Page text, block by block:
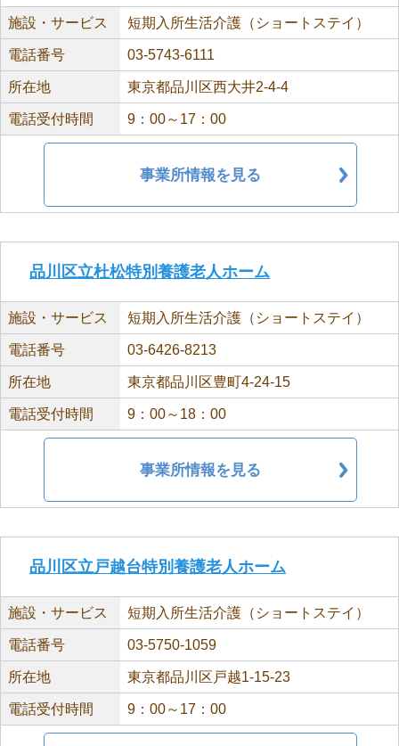
施設・サービス 短期入所生活介護（ショートステイ）
電話番号 03-5743-6111
所在地 東京都品川区西大井2-4-4
電話受付時間 9：00～17：00
事業所情報を見る
品川区立杜松特別養護老人ホーム
施設・サービス 短期入所生活介護（ショートステイ）
電話番号 03-6426-8213
所在地 東京都品川区豊町4-24-15
電話受付時間 9：00～18：00
事業所情報を見る
品川区立戸越台特別養護老人ホーム
施設・サービス 短期入所生活介護（ショートステイ）
電話番号 03-5750-1059
所在地 東京都品川区戸越1-15-23
電話受付時間 9：00～17：00